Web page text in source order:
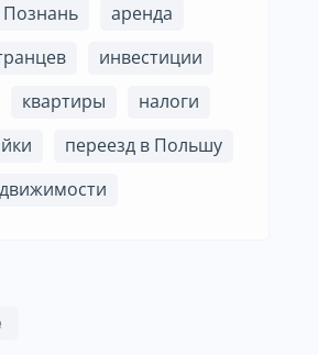
Познань
аренда
инвестиции
квартиры
налоги
переезд в Польшу